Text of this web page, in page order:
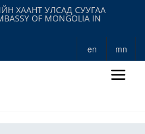
ХААНТ УЛСАД СУУГАА
OF MONGOLIA IN
en mn